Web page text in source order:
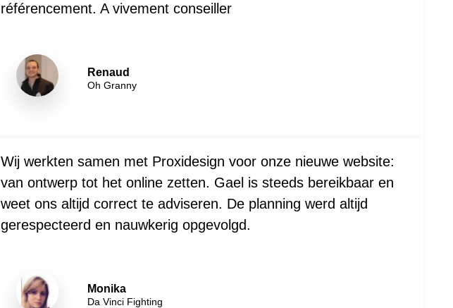
référencement. A vivement conseiller
Renaud
Oh Granny
Wij werkten samen met Proxidesign voor onze nieuwe website:
van ontwerp tot het online zetten. Gael is steeds bereikbaar en
weet ons altijd correct te adviseren. De planning werd altijd
gerespecteerd en nauwkerig opgevolgd.
Monika
Da Vinci Fighting